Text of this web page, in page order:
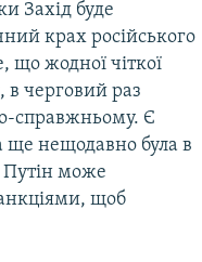
Захід буде
крах російського
що жодної чіткої
в черговий раз
справжньому. Є
ще нещодавно була в
Путін може
щоб